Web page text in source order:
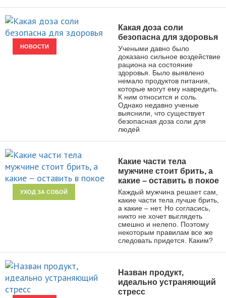
НОВОСТИ
Какая доза соли
безопасна для здоровья
Учеными давно было
доказано сильное воздействие
рациона на состояние
здоровья. Было выявлено
немало продуктов питания,
которые могут ему навредить.
К ним относится и соль.
Однако недавно ученые
выяснили, что существует
безопасная доза соли для
людей
УХОД ЗА СОБОЙ
Какие части тела
мужчине стоит брить, а
какие – оставить в покое
Каждый мужчина решает сам,
какие части тела лучше брить,
а какие – нет. Но согласись,
никто не хочет выглядеть
смешно и нелепо. Поэтому
некоторым правилам все же
следовать придется. Каким?
Назван продукт,
идеально устраняющий
стресс